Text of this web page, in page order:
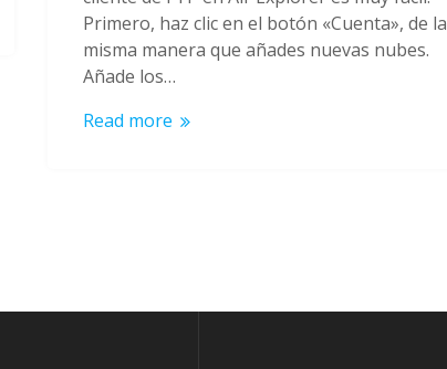
Primero, haz clic en el botón «Cuenta», de la
misma manera que añades nuevas nubes.
Añade los…
Read more